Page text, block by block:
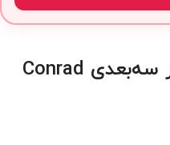
ویژگی‌های کلیدی اسکنر سه‌بعدی Conrad